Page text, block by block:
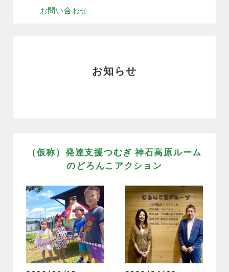
お問い合わせ
お知らせ
（仮称）発達支援つむぎ 神石高原ルーム
のどろんこアクション